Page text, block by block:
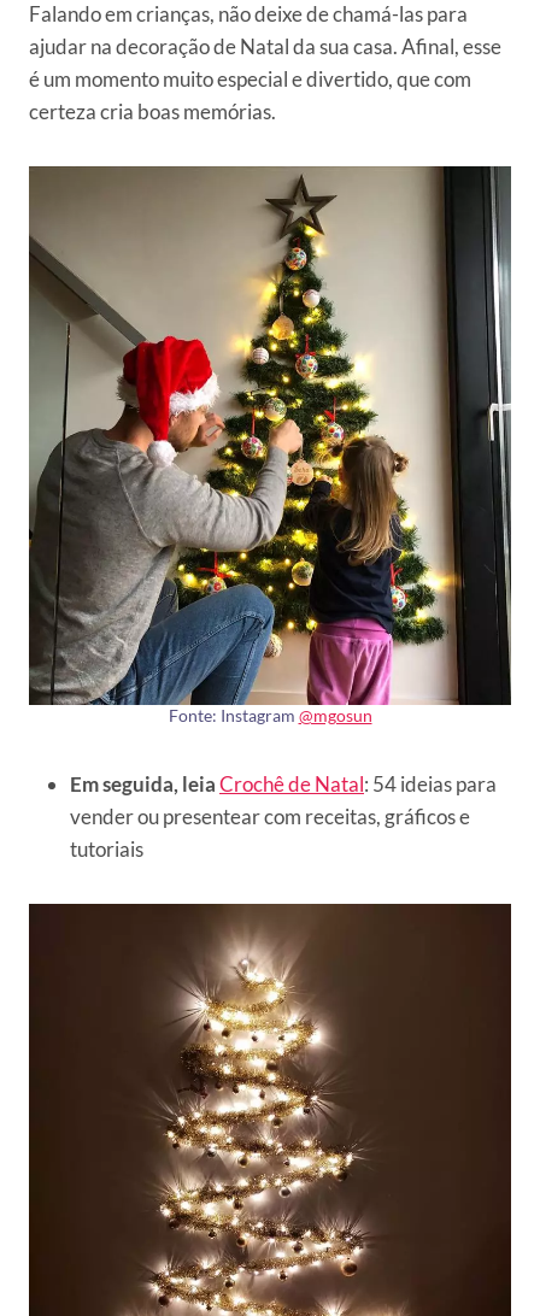
Falando em crianças, não deixe de chamá-las para
ajudar na decoração de Natal da sua casa. Afinal, esse
é um momento muito especial e divertido, que com
certeza cria boas memórias.
Fonte: Instagram @mgosun
Em seguida, leiaCrochê de Natal: 54 ideias para
vender ou presentear com receitas, gráficos e
tutoriais